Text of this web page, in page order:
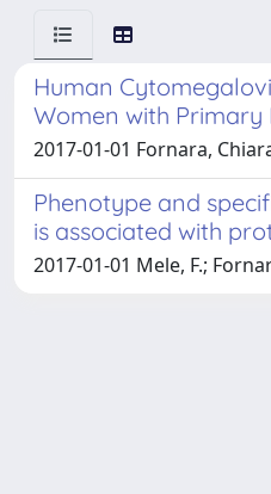
Human
Women with Primary
2017-01-01 Fornara,
Phenotype and
is associated with
2017-01-01 Mele, F.;